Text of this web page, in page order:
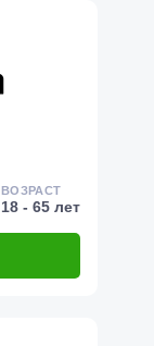
ВОЗРАСТ
18 - 65 лет